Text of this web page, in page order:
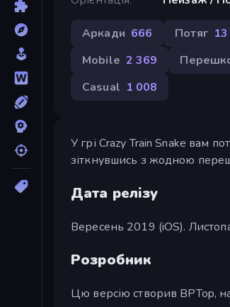
Аркади 666 Потяг 13
Mobile 2 369
Casual 1 008
У грі Crazy Train Snake вам
зіткнувшись з жодною
Дата релізу
Вересень 2019 (iOS).
Розробник
Цю версію створив BPTop,